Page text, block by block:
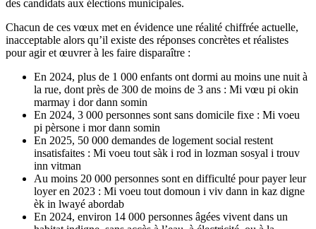
des candidats aux élections municipales.
Chacun de ces vœux met en évidence une réalité chiffrée actuelle,
inacceptable alors qu’il existe des réponses concrètes et réalistes
pour agir et œuvrer à les faire disparaître :
En 2024, plus de 1 000 enfants ont dormi au moins une nuit à
la rue, dont près de 300 de moins de 3 ans : Mi vœu pi okin
marmay i dor dann somin
En 2024, 3 000 personnes sont sans domicile fixe : Mi voeu
pi pèrsone i mor dann somin
En 2025, 50 000 demandes de logement social restent
insatisfaites : Mi voeu tout sàk i rod in lozman sosyal i trouv
inn vitman
Au moins 20 000 personnes sont en difficulté pour payer leur
loyer en 2023 : Mi voeu tout domoun i viv dann in kaz digne
èk in lwayé abordab
En 2024, environ 14 000 personnes âgées vivent dans un